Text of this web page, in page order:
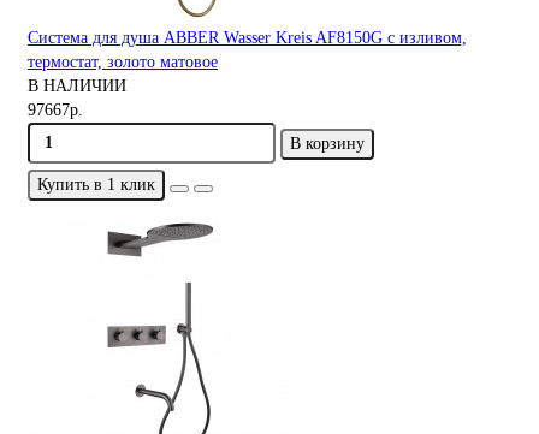
Система для душа ABBER Wasser Kreis AF8150G с изливом,
термостат, золото матовое
В НАЛИЧИИ
97667р.
В корзину
Купить в 1 клик